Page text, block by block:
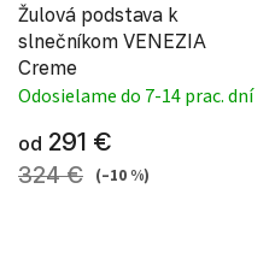
Žulová podstava k
slnečníkom VENEZIA
Creme
Odosielame do 7-14 prac. dní
od 291 €
324 € (–10 %)